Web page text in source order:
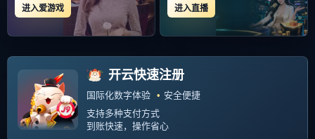
2025-11-15 03:47:05
开云-包含皇家马德里发布备战花絮，赛前豪取连
条
‹‹ 1